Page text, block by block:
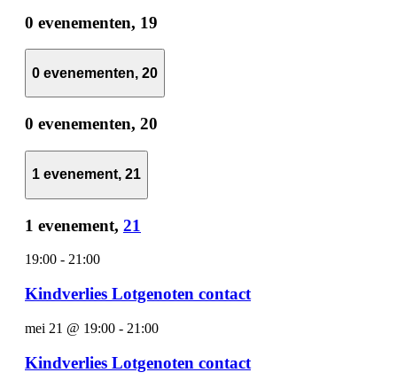
0 evenementen, 19
0 evenementen, 20
0 evenementen, 20
1 evenement, 21
1 evenement, 21
19:00 - 21:00
Kindverlies Lotgenoten contact
mei 21 @ 19:00 - 21:00
Kindverlies Lotgenoten contact